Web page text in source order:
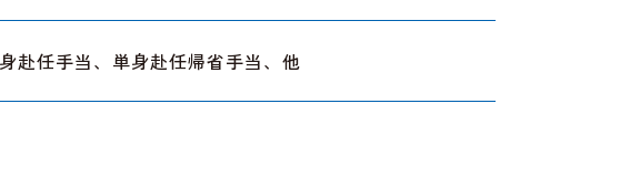
赴任手当、単身赴任帰省手当、他